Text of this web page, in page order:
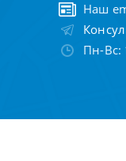
Наш
Пн-Вс: